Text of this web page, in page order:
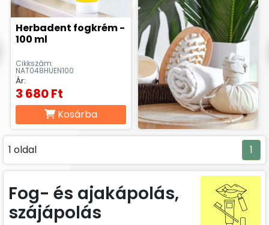
Herbadent fogkrém -
100 ml
Cikkszám:
NAT048HUEN100
Ár:
3 680 Ft
Kosárba
1 oldal 1
Fog- és ajakápolás,
szájápolás